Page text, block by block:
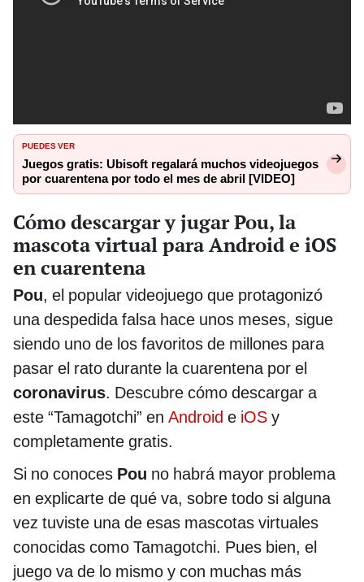
PUEDES VER
Juegos gratis: Ubisoft regalará muchos videojuegos
por cuarentena por todo el mes de abril [VIDEO]
Cómo descargar y jugar Pou, la
mascota virtual para Android e iOS
en cuarentena
Pou, el popular videojuego que protagonizó
una despedida falsa hace unos meses, sigue
siendo uno de los favoritos de millones para
pasar el rato durante la cuarentena por el
coronavirus. Descubre cómo descargar a
este “Tamagotchi” en Android e iOS y
completamente gratis.
Si no conoces Pou no habrá mayor problema
en explicarte de qué va, sobre todo si alguna
vez tuviste una de esas mascotas virtuales
conocidas como Tamagotchi. Pues bien, el
juego va de lo mismo y con muchas más